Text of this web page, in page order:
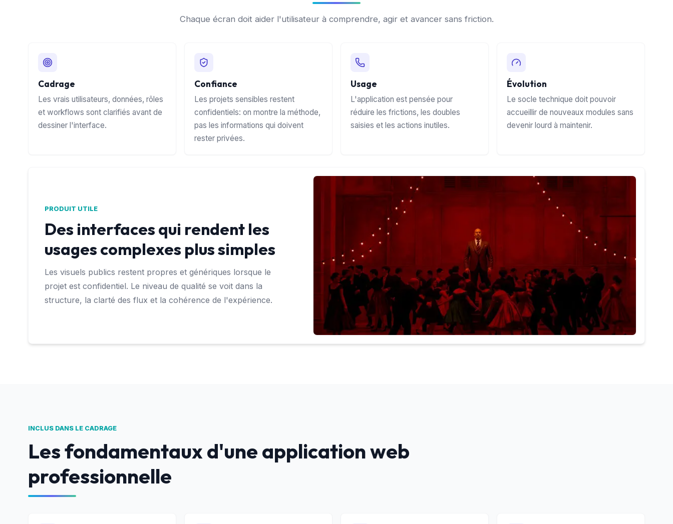
Chaque écran doit aider l'utilisateur à comprendre, agir et avancer sans friction.
Cadrage
Les vrais utilisateurs, données, rôles
et workflows sont clarifiés avant de
dessiner l'interface.
Confiance
Les projets sensibles restent
confidentiels: on montre la méthode,
pas les informations qui doivent
rester privées.
Usage
L'application est pensée pour
réduire les frictions, les doubles
saisies et les actions inutiles.
Évolution
Le socle technique doit pouvoir
accueillir de nouveaux modules sans
devenir lourd à maintenir.
PRODUIT UTILE
Des interfaces qui rendent les
usages complexes plus simples
Les visuels publics restent propres et génériques lorsque le
projet est confidentiel. Le niveau de qualité se voit dans la
structure, la clarté des flux et la cohérence de l'expérience.
INCLUS DANS LE CADRAGE
Les fondamentaux d'une application web
professionnelle